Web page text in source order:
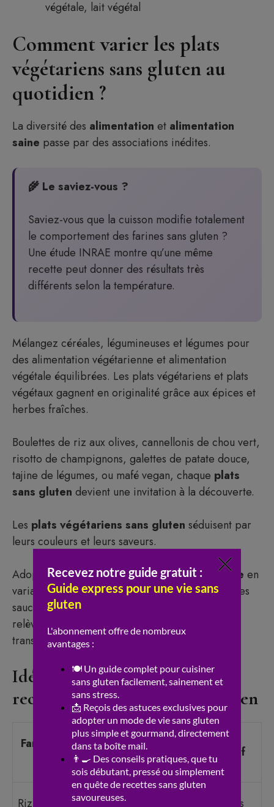
végétale, lait végétal
Comment varier les plats
végétariens sans gluten au
quotidien ?
La diversité des alimentation et alimentation
saine passe par des associations inédites.
🌾 Le saviez-vous ?
Saviez-vous que la cuisson modifie totalement
le comportement des farines sans gluten ?
Une étude INRAE montre qu’une même
recette peut donner des résultats très
différents selon la température.
Mélangez céréales, légumineuses et légumes pour
des alimentation végétarienne et alimentation
végétale équilibrées. Les plats végétariens et plats
végétaux gagnent en originalité grâce aux épices et
herbes fraîches.
Boulettes de riz aux olives, cannellonis de chou vert,
risotto de champignons, galettes de patate douce,
tajine de légumes, ou mafé vegan, chaque plats
sans gluten devient une invitation à la découverte.
Les plats végétariens sans gluten séduisent par
leurs couleurs et leurs saveurs.
Adoptez unecuisine saineetcuisine végétale en
variant textures, couleurs, et assaisonnements. Les
sauces à base de citron, tahin ou huile d’olive
relèvent les cuisine végétarienne sans gluten et
transforment chaque repas en plaisir.
Idées pour renouveler vos
recettes végétariennes sans gluten
Farine sans
gluten
Usage idéal
Coût
indicatif
(kg)
Riz blanc
Base neutre,
3 à 5 euros